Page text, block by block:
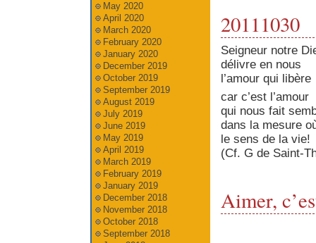
20111030
Seigneur notre
délivre en nous
l’amour qui libère
car c’est l’amour
qui nous fait
dans la mesure
le sens de la vie!
(Cf. G de Saint-
Aimer,
May 2020
April 2020
March 2020
February 2020
January 2020
December 2019
October 2019
September 2019
August 2019
July 2019
June 2019
May 2019
April 2019
March 2019
February 2019
January 2019
December 2018
November 2018
October 2018
September 2018